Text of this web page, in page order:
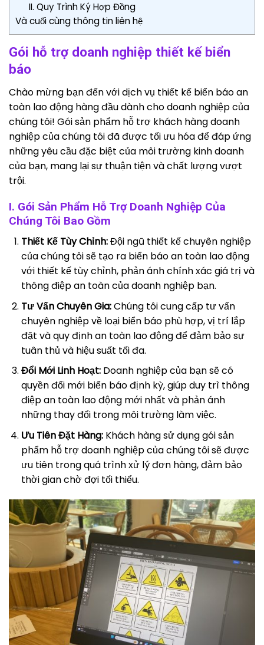
II. Quy Trình Ký Hợp Đồng
Và cuối cùng thông tin liên hệ
Gói hỗ trợ doanh nghiệp thiết kế biển
báo
Chào mừng bạn đến với dịch vụ thiết kế biển báo an
toàn lao động hàng đầu dành cho doanh nghiệp của
chúng tôi! Gói sản phẩm hỗ trợ khách hàng doanh
nghiệp của chúng tôi đã được tối ưu hóa để đáp ứng
những yêu cầu đặc biệt của môi trường kinh doanh
của bạn, mang lại sự thuận tiện và chất lượng vượt
trội.
I. Gói Sản Phẩm Hỗ Trợ Doanh Nghiệp Của
Chúng Tôi Bao Gồm
Thiết Kế Tùy Chỉnh:Đội ngũ thiết kế chuyên nghiệp
của chúng tôi sẽ tạo ra biển báo an toàn lao động
với thiết kế tùy chỉnh, phản ánh chính xác giá trị và
thông điệp an toàn của doanh nghiệp bạn.
Tư Vấn Chuyên Gia:Chúng tôi cung cấp tư vấn
chuyên nghiệp về loại biển báo phù hợp, vị trí lắp
đặt và quy định an toàn lao động để đảm bảo sự
tuân thủ và hiệu suất tối đa.
Đổi Mới Linh Hoạt:Doanh nghiệp của bạn sẽ có
quyền đổi mới biển báo định kỳ, giúp duy trì thông
điệp an toàn lao động mới nhất và phản ánh
những thay đổi trong môi trường làm việc.
Ưu Tiên Đặt Hàng:Khách hàng sử dụng gói sản
phẩm hỗ trợ doanh nghiệp của chúng tôi sẽ được
ưu tiên trong quá trình xử lý đơn hàng, đảm bảo
thời gian chờ đợi tối thiểu.